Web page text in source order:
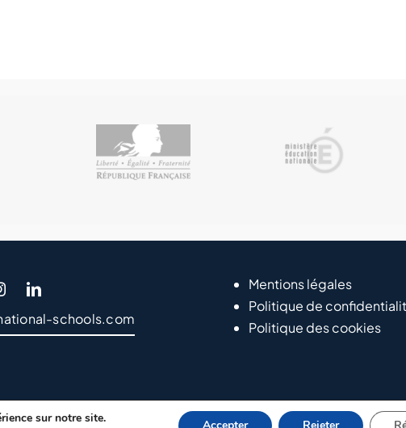
schools.com
Mentions légales
Politique de
Politique des cookies
LVS2 – Agencia de Marketing Online y Posicionamiento Web
sur notre site.